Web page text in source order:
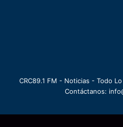
CRC89.1 FM - Noticias - Todo
Contáctanos: